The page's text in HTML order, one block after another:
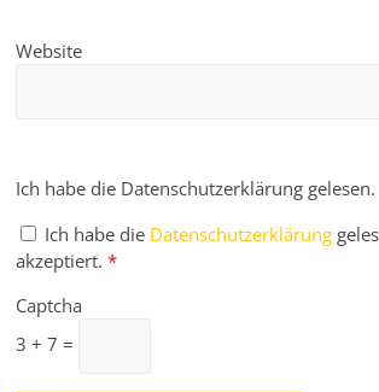
Website
Ich habe die Datenschutzerklärung gelesen.
Ich habe die Datenschutzerklärung
akzeptiert. *
Captcha
3 + 7 =